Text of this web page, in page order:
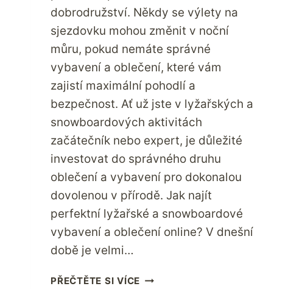
dobrodružství. Někdy se výlety na
sjezdovku mohou změnit v noční
můru, pokud nemáte správné
vybavení a oblečení, které vám
zajistí maximální pohodlí a
bezpečnost. Ať už jste v lyžařských a
snowboardových aktivitách
začátečník nebo expert, je důležité
investovat do správného druhu
oblečení a vybavení pro dokonalou
dovolenou v přírodě. Jak najít
perfektní lyžařské a snowboardové
vybavení a oblečení online? V dnešní
době je velmi…
PŘEČTĚTE SI VÍCE INVESTUJTE